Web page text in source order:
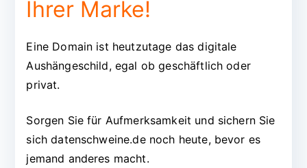
Ihrer Marke!
Eine Domain ist heutzutage das digitale
Aushängeschild, egal ob geschäftlich oder
privat.
Sorgen Sie für Aufmerksamkeit und sichern Sie
sich datenschweine.de noch heute, bevor es
jemand anderes macht.